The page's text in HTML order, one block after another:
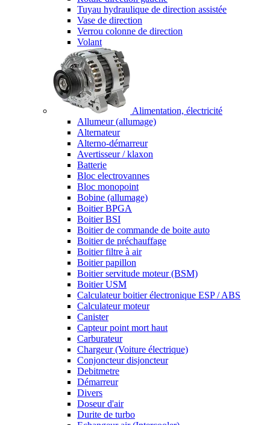
Tuyau hydraulique de direction assistée
Vase de direction
Verrou colonne de direction
Volant
Alimentation, électricité
Allumeur (allumage)
Alternateur
Alterno-démarreur
Avertisseur / klaxon
Batterie
Bloc electrovannes
Bloc monopoint
Bobine (allumage)
Boitier BPGA
Boitier BSI
Boitier de commande de boite auto
Boitier de préchauffage
Boitier filtre à air
Boitier papillon
Boitier servitude moteur (BSM)
Boitier USM
Calculateur boitier électronique ESP / ABS
Calculateur moteur
Canister
Capteur point mort haut
Carburateur
Chargeur (Voiture électrique)
Conjoncteur disjoncteur
Debitmetre
Démarreur
Divers
Doseur d'air
Durite de turbo